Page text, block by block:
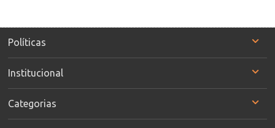
Políticas
Institucional
Categorias